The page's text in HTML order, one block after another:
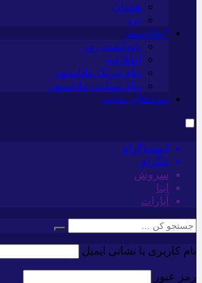
همدان
یزد
*ماناسپهر
یادداشت روز
اطلاعیه
پیام تبریک ماناسپهر
پیام تسلیت ماناسپهر
پیوندهای سایت
اینستاگرام
تلگرام
سروش
ایتا
آپارات
نام کاربری یا نشانی ایمیل
رمز عبور